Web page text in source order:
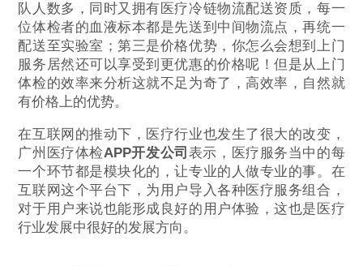
队人数多，同时又拥有医疗冷链物流配送资质，每一
位体检者的血液标本都是先送到中间物流点，再统一
配送至实验室；第三是价格优势，你怎么会想到上门
服务居然还可以享受到更优惠的价格呢！但是从上门
体检的效率来分析这就不足为奇了，高效率，自然就
有价格上的优势。
在互联网的推动下，医疗行业也发生了很大的改变，
广州医疗体检APP开发公司 表示，医疗服务当中的每
一个环节都是模块化的，让专业的人做专业的事。在
互联网这个平台下，为用户导入各种医疗服务组合，
对于用户来说也能形成良好的用户体验，这也是医疗
行业发展中很好的发展方向。